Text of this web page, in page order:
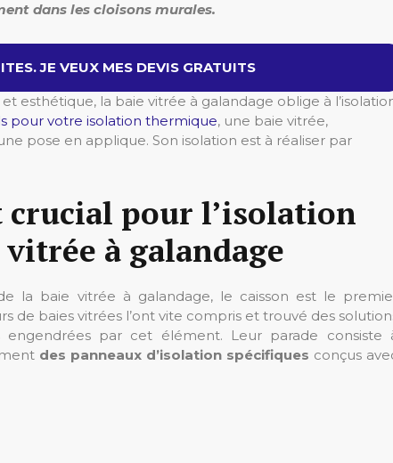
dans les cloisons murales.
JE VEUX MES DEVIS GRATUITS
esthétique, la baie vitrée à galandage oblige à
pour votre isolation thermique, une baie vitrée,
pose en applique. Son isolation est à réaliser par
crucial pour l’isolation
à galandage
la baie vitrée à galandage, le caisson est le
de baies vitrées l’ont vite compris et trouvé des
par cet élément. Leur parade consiste
des panneaux d’isolation spécifiques conçus